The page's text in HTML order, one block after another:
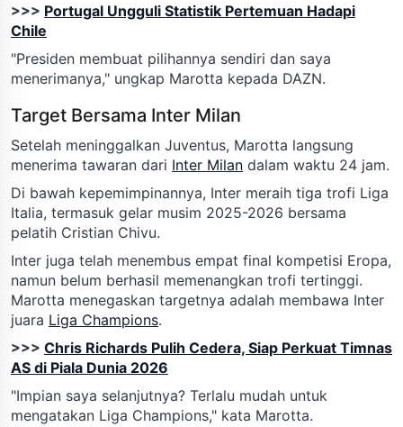
>>> Portugal Ungguli Statistik Pertemuan Hadapi
Chile
"Presiden membuat pilihannya sendiri dan saya
menerimanya," ungkap Marotta kepada DAZN.
Target Bersama Inter Milan
Setelah meninggalkan Juventus, Marotta langsung
menerima tawaran dari Inter Milan dalam waktu 24 jam.
Di bawah kepemimpinannya, Inter meraih tiga trofi Liga
Italia, termasuk gelar musim 2025-2026 bersama
pelatih Cristian Chivu.
Inter juga telah menembus empat final kompetisi Eropa,
namun belum berhasil memenangkan trofi tertinggi.
Marotta menegaskan targetnya adalah membawa Inter
juara Liga Champions.
>>> Chris Richards Pulih Cedera, Siap Perkuat Timnas
AS di Piala Dunia 2026
"Impian saya selanjutnya? Terlalu mudah untuk
mengatakan Liga Champions," kata Marotta.